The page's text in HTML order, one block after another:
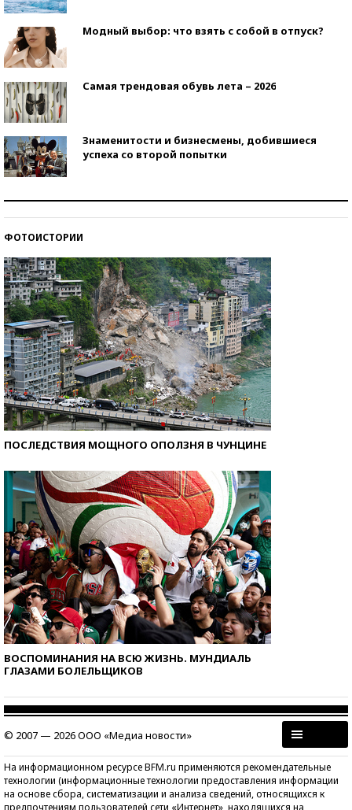
Модный выбор: что взять с собой в отпуск?
Самая трендовая обувь лета – 2026
Знаменитости и бизнесмены, добившиеся
успеха со второй попытки
ФОТОИСТОРИИ
ПОСЛЕДСТВИЯ МОЩНОГО ОПОЛЗНЯ В ЧУНЦИНЕ
ВОСПОМИНАНИЯ НА ВСЮ ЖИЗНЬ. МУНДИАЛЬ
ГЛАЗАМИ БОЛЕЛЬЩИКОВ
© 2007 — 2026 ООО «Медиа новости»
На информационном ресурсе BFM.ru применяются рекомендательные
технологии (информационные технологии предоставления информации
на основе сбора, систематизации и анализа сведений, относящихся к
предпочтениям пользователей сети «Интернет», находящихся на